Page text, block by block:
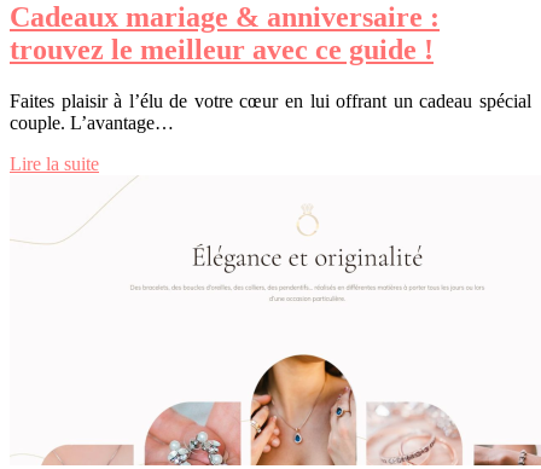
Cadeaux mariage & anniversaire :
trouvez le meilleur avec ce guide !
Faites plaisir à l’élu de votre cœur en lui offrant un cadeau spécial
couple. L’avantage…
Lire la suite